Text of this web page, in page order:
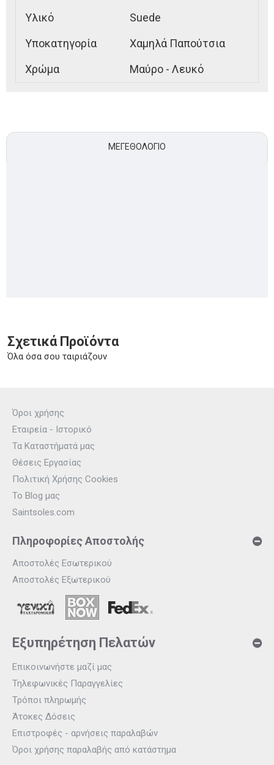
Υλικό
Suede
Υποκατηγορία
Χαμηλά Παπούτσια
Χρώμα
Μαύρο - Λευκό
ΜΕΓΕΘΟΛΌΓΙΟ
Σχετικά Προϊόντα
Όλα όσα σου ταιριάζουν
Όροι χρήσης
Εταιρεία - Ιστορικό
Τα Καταστήματά μας
Θέσεις Εργασίας
Πολιτική Χρήσης Cookies
Το Blog μας
Saintsoles.com
Πληροφορίες Αποστολής
Αποστολές Εσωτερικού
Αποστολές Εξωτερικού
Εξυπηρέτηση Πελατών
Επικοινωνήστε μαζί μας
Τηλεφωνικές Παραγγελίες
Τρόποι πληρωμής
Άτοκες Δόσεις
Επιστροφές - αρνήσεις παραλαβών
Όροι χρήσης παραλαβής από κατάστημα